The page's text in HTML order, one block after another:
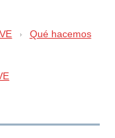
Qué hacemos